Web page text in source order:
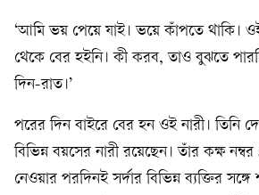
‘আমি ভয় পেয়ে যাই। ভয়ে কাঁপতে
থেকে বের হইনি। কী করব, তাও বুঝতে
দিন-রাত।’
পরের দিন বাইরে বের হন ওই নারী। তিনি
বিভিন্ন বয়সের নারী রয়েছেন। তাঁর কক্ষ
নেওয়ার পরদিনই সর্দার বিভিন্ন ব্যক্তির